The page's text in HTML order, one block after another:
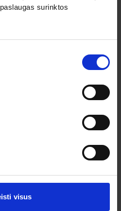
surinktos
visus
gaukite geriausius pasiūlymus.